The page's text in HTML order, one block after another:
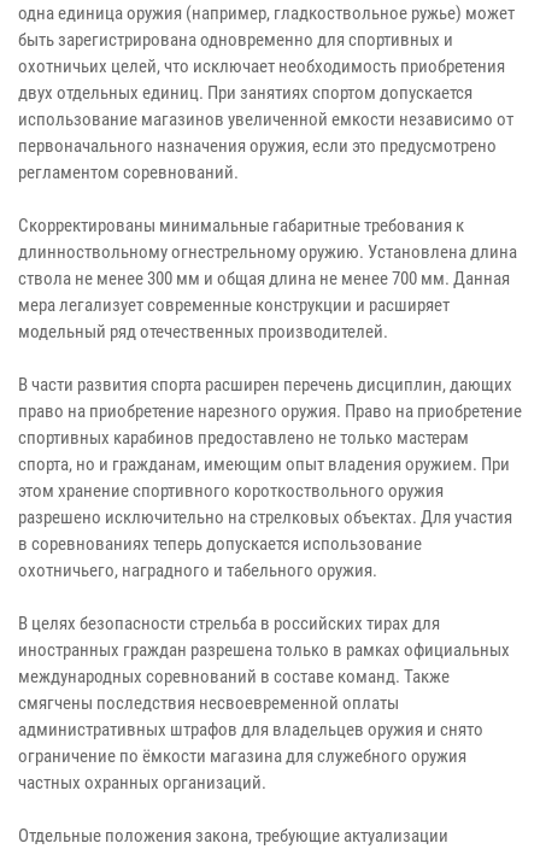
одна единица оружия (например, гладкоствольное ружье) может
быть зарегистрирована одновременно для спортивных и
охотничьих целей, что исключает необходимость приобретения
двух отдельных единиц. При занятиях спортом допускается
использование магазинов увеличенной емкости независимо от
первоначального назначения оружия, если это предусмотрено
регламентом соревнований.
Скорректированы минимальные габаритные требования к
длинноствольному огнестрельному оружию. Установлена длина
ствола не менее 300 мм и общая длина не менее 700 мм. Данная
мера легализует современные конструкции и расширяет
модельный ряд отечественных производителей.
В части развития спорта расширен перечень дисциплин, дающих
право на приобретение нарезного оружия. Право на приобретение
спортивных карабинов предоставлено не только мастерам
спорта, но и гражданам, имеющим опыт владения оружием. При
этом хранение спортивного короткоствольного оружия
разрешено исключительно на стрелковых объектах. Для участия
в соревнованиях теперь допускается использование
охотничьего, наградного и табельного оружия.
В целях безопасности стрельба в российских тирах для
иностранных граждан разрешена только в рамках официальных
международных соревнований в составе команд. Также
смягчены последствия несвоевременной оплаты
административных штрафов для владельцев оружия и снято
ограничение по ёмкости магазина для служебного оружия
частных охранных организаций.
Отдельные положения закона, требующие актуализации